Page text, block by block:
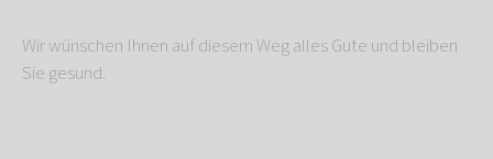
Wir wünschen Ihnen auf diesem Weg alles Gute und bleiben
Sie gesund.